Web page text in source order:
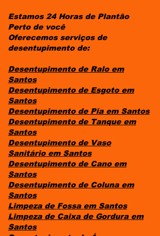
Estamos 24 Horas de Plantão
Perto de você
Oferecemos serviços de
desentupimento de:
Desentupimento de Ralo em
Santos
Desentupimento de Esgoto em
Santos
Desentupimento de Pia em Santos
Desentupimento de Tanque em
Santos
Desentupimento de Vaso
Sanitário em Santos
Desentupimento de Cano em
Santos
Desentupimento de Coluna em
Santos
Limpeza de Fossa em Santos
Limpeza de Caixa de Gordura em
Santos